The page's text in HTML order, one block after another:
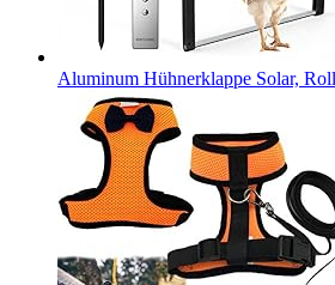
Aluminum Hühnerklappe Solar,